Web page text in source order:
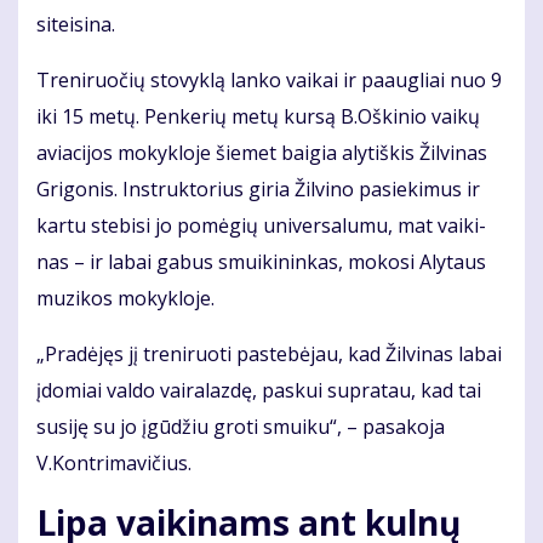
si­tei­si­na.
Tre­ni­ruo­čių sto­vyk­lą lan­ko vai­kai ir pa­aug­liai nuo 9
iki 15 me­tų. Pen­ke­rių me­tų kur­są B.Oš­ki­nio vai­kų
avia­ci­jos mo­kyk­lo­je šie­met bai­gia aly­tiš­kis Žil­vi­nas
Gri­go­nis. In­struk­to­rius gi­ria Žil­vi­no pa­sie­ki­mus ir
kar­tu ste­bi­si jo po­mė­gių uni­ver­sa­lu­mu, mat vai­ki­
nas – ir la­bai ga­bus smui­ki­nin­kas, mo­ko­si Aly­taus
mu­zi­kos mo­kyk­lo­je.
„Pra­dė­jęs jį tre­ni­ruo­ti pa­ste­bė­jau, kad Žil­vi­nas la­bai
įdo­miai val­do vai­ra­laz­dę, pas­kui su­pra­tau, kad tai
su­si­ję su jo įgū­džiu gro­ti smui­ku“, – pa­sa­ko­ja
V.Kon­tri­ma­vi­čius.
Lipa vaikinams ant kulnų